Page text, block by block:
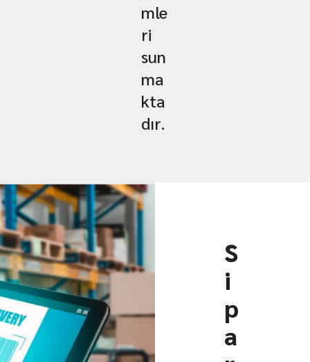
mle
ri
sun
ma
kta
dır.
S
i
p
a